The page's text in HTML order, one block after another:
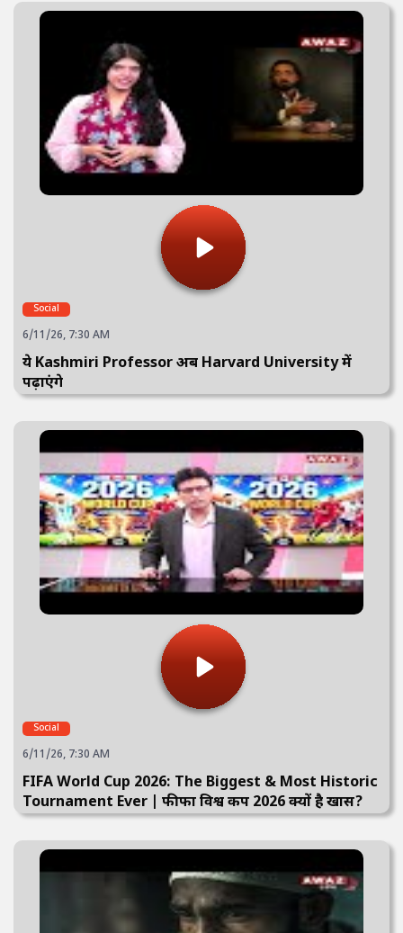
Social
6/11/26, 7:30 AM
ये Kashmiri Professor अब Harvard University में
पढ़ाएंगे
Social
6/11/26, 7:30 AM
FIFA World Cup 2026: The Biggest & Most Historic
Tournament Ever | फीफा विश्व कप 2026 क्यों है खास?